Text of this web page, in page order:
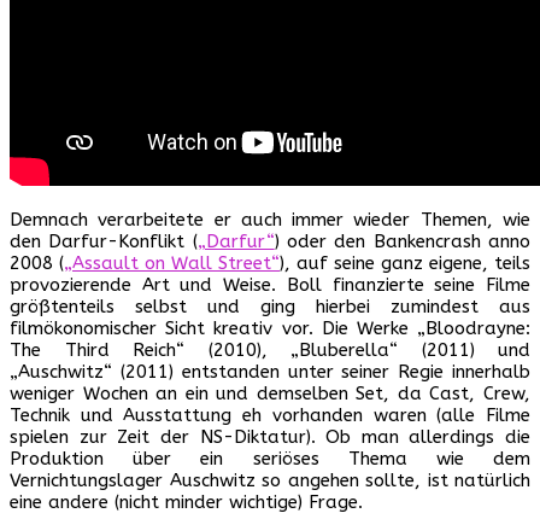
Demnach verarbeitete er auch immer wieder Themen, wie
den Darfur-Konflikt („Darfur“) oder den Bankencrash anno
2008 („Assault on Wall Street“), auf seine ganz eigene, teils
provozierende Art und Weise. Boll finanzierte seine Filme
größtenteils selbst und ging hierbei zumindest aus
filmökonomischer Sicht kreativ vor. Die Werke „Bloodrayne:
The Third Reich“ (2010), „Bluberella“ (2011) und
„Auschwitz“ (2011) entstanden unter seiner Regie innerhalb
weniger Wochen an ein und demselben Set, da Cast, Crew,
Technik und Ausstattung eh vorhanden waren (alle Filme
spielen zur Zeit der NS-Diktatur). Ob man allerdings die
Produktion über ein seriöses Thema wie dem
Vernichtungslager Auschwitz so angehen sollte, ist natürlich
eine andere (nicht minder wichtige) Frage.